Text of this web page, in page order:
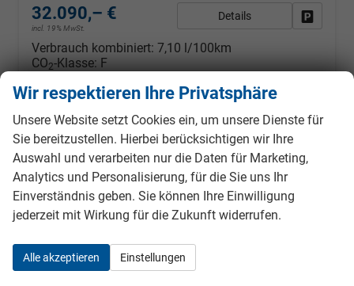
32.090,– €
incl. 19% MwSt.
Details
Verbrauch kombiniert: 7,10 l/100km
CO2-Klasse: F
ab 285,– € mtl.
Wir respektieren Ihre Privatsphäre
Unsere Website setzt Cookies ein, um unsere Dienste für
Sie bereitzustellen. Hierbei berücksichtigen wir Ihre
Auswahl und verarbeiten nur die Daten für Marketing,
Analytics und Personalisierung, für die Sie uns Ihr
Einverständnis geben. Sie können Ihre Einwilligung
jederzeit mit Wirkung für die Zukunft widerrufen.
Alle akzeptieren Einstellungen